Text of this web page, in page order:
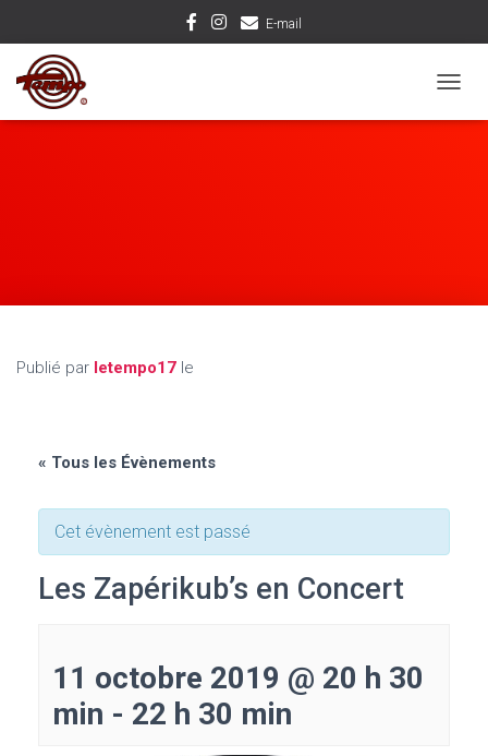
E-mail
É
A
Publié par letempo17 le
« Tous les Évènements
Cet évènement est passé
Les Zapérikub’s en Concert
11 octobre 2019 @ 20 h 30
min - 22 h 30 min